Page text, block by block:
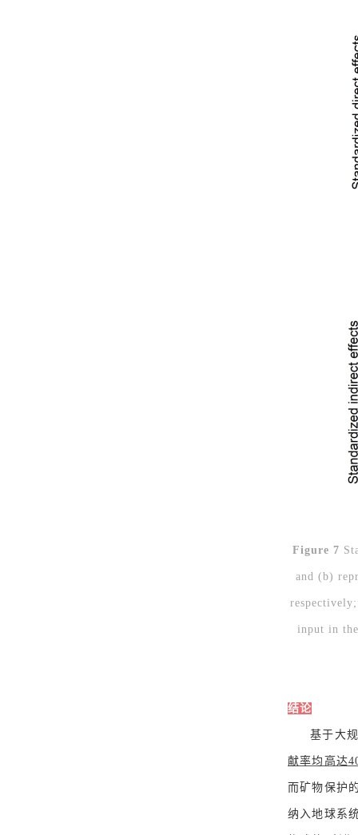
Figure 7
and (b)
input in
结论
基于大
献率均高达
而矿物保护
纳入地球系